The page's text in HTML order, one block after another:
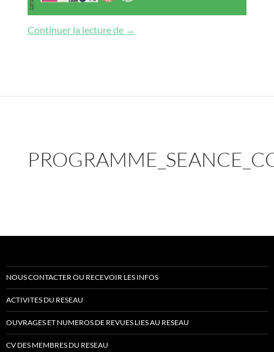
Continuer la lecture de “Communs mondiaux” et
→
NOUS CONTACTER OU RECEVOIR LES INFOS
ACTIVITES DU RESEAU
OUVRAGES ET NUMEROS DE REVUES LIES AU RESEAU
CV DES MEMBRES DU RESEAU